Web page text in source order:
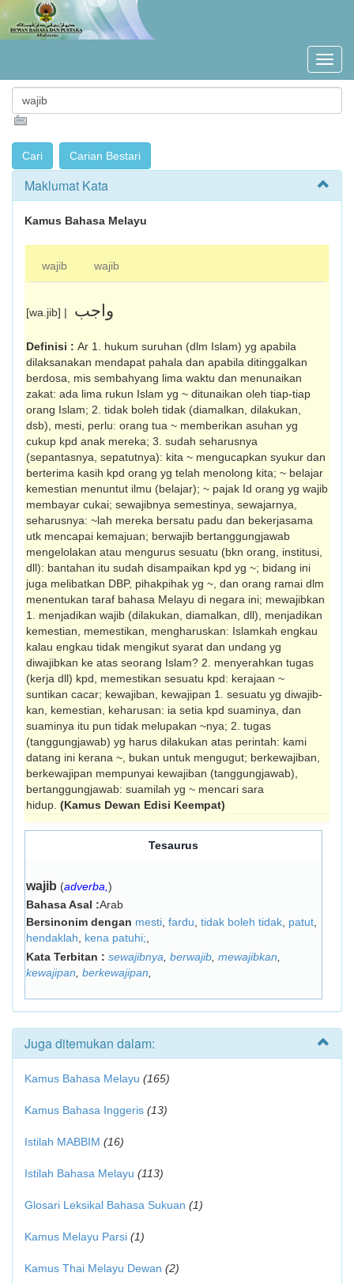
Maklumat Kata
Kamus Bahasa Melayu
wajib wajib
[wa.jib] | واجب
Definisi : Ar 1. hukum suruhan (dlm Islam) yg apabila
dilaksanakan mendapat pahala dan apabila ditinggalkan
berdosa, mis sembahyang lima waktu dan menunaikan
zakat: ada lima rukun Islam yg ~ ditunaikan oleh tiap-tiap
orang Islam; 2. tidak boleh tidak (diamalkan, dilakukan,
dsb), mesti, perlu: orang tua ~ memberikan asuhan yg
cukup kpd anak mereka; 3. sudah seharusnya
(sepantasnya, sepatutnya): kita ~ mengucapkan syukur dan
berterima kasih kpd orang yg telah menolong kita; ~ belajar
kemestian menuntut ilmu (belajar); ~ pajak Id orang yg wajib
membayar cukai; sewajibnya semestinya, sewajarnya,
seharus­nya: ~lah mereka bersatu padu dan bekerjasama
utk mencapai kemajuan; berwajib bertanggungjawab
mengelolakan atau mengurus sesuatu (bkn orang, institusi,
dll): bantahan itu sudah disampaikan kpd yg ~; bidang ini
juga melibatkan DBP, pihakpihak yg ~, dan orang ramai dlm
menentukan taraf bahasa Melayu di negara ini; mewajibkan
1. menjadikan wajib (dilaku­kan, diamalkan, dll), menjadikan
kemestian, memestikan, mengharuskan: Islamkah engkau
kalau engkau tidak mengikut syarat dan undang yg
diwajibkan ke atas seorang Islam? 2. menyerahkan tugas
(kerja dll) kpd, memestikan sesuatu kpd: kerajaan ~
suntikan cacar; kewajiban, kewajipan 1. sesuatu yg diwajib­
kan, kemestian, keharusan: ia setia kpd suaminya, dan
suaminya itu pun tidak melupakan ~nya; 2. tugas
(tanggungjawab) yg harus dilakukan atas perintah: kami
datang ini kerana ~, bukan untuk mengugut; berkewajiban,
berkewajipan mempunyai kewajiban (tanggungjawab),
bertanggung­jawab: suamilah yg ~ mencari sara
hidup. (Kamus Dewan Edisi Keempat)
Tesaurus
wajib (adverba, )
Bahasa Asal :Arab
Bersinonim dengan mesti fardu tidak boleh tidak patut
hendaklah
kena patuhi;
Kata Terbitan : sewajibnya berwajib mewajibkan
kewajipan berkewajipan
Juga ditemukan dalam:
Kamus Bahasa Melayu (165)
Kamus Bahasa Inggeris (13)
Istilah MABBIM (16)
Istilah Bahasa Melayu (113)
Glosari Leksikal Bahasa Sukuan (1)
Kamus Melayu Parsi (1)
Kamus Thai Melayu Dewan (2)